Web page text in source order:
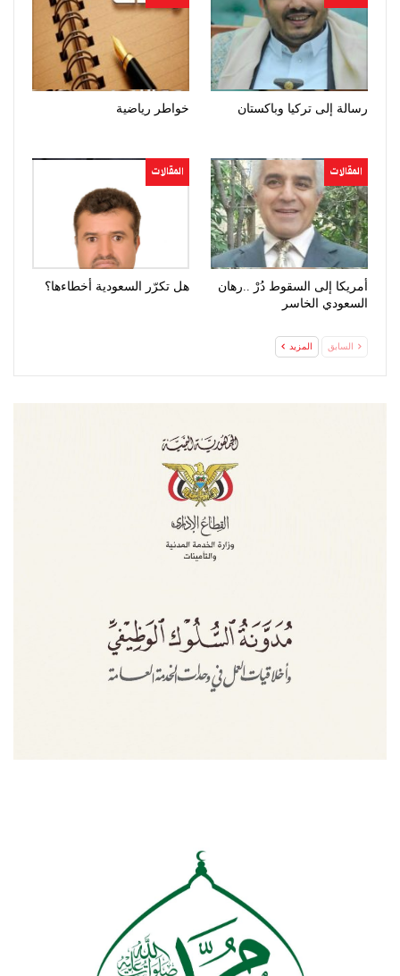
رسالة إلى تركيا وباكستان خواطر رياضية
المقالات
أمريكا إلى السقوط دُرْ ..رهان
السعودي الخاسر
المقالات
هل تكرّر السعودية أخطاءها؟
السابق المزيد